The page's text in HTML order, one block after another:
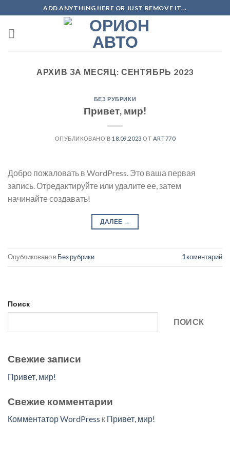
to
content
ADD ANYTHING HERE OR JUST REMOVE IT...
АРХИВ ЗА МЕСЯЦ: СЕНТЯБРЬ 2023
БЕЗ РУБРИКИ
Привет, мир!
ОПУБЛИКОВАНО В 18.09.2023 ОТ ART770
Добро пожаловать в WordPress. Это ваша первая
запись. Отредактируйте или удалите ее, затем
начинайте создавать!
ДАЛЕЕ →
Опубликовано вБез рубрики 1коментарий
Поиск
ПОИСК
Свежие записи
Привет, мир!
Свежие комментарии
Комментатор WordPress к Привет, мир!